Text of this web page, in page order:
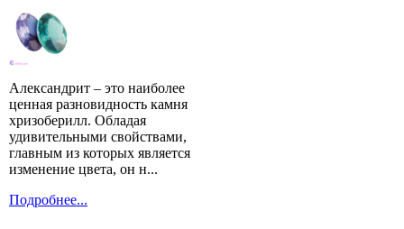
Александрит – это наиболее
ценная разновидность камня
хризоберилл. Обладая
удивительными свойствами,
главным из которых является
изменение цвета, он н...
Подробнее...